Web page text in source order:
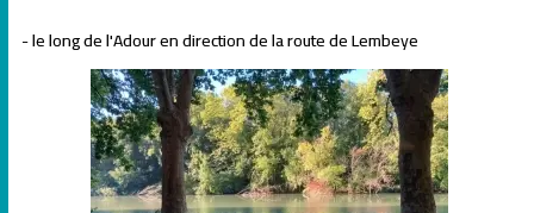
- le long de l'Adour en direction de la route de Lembeye